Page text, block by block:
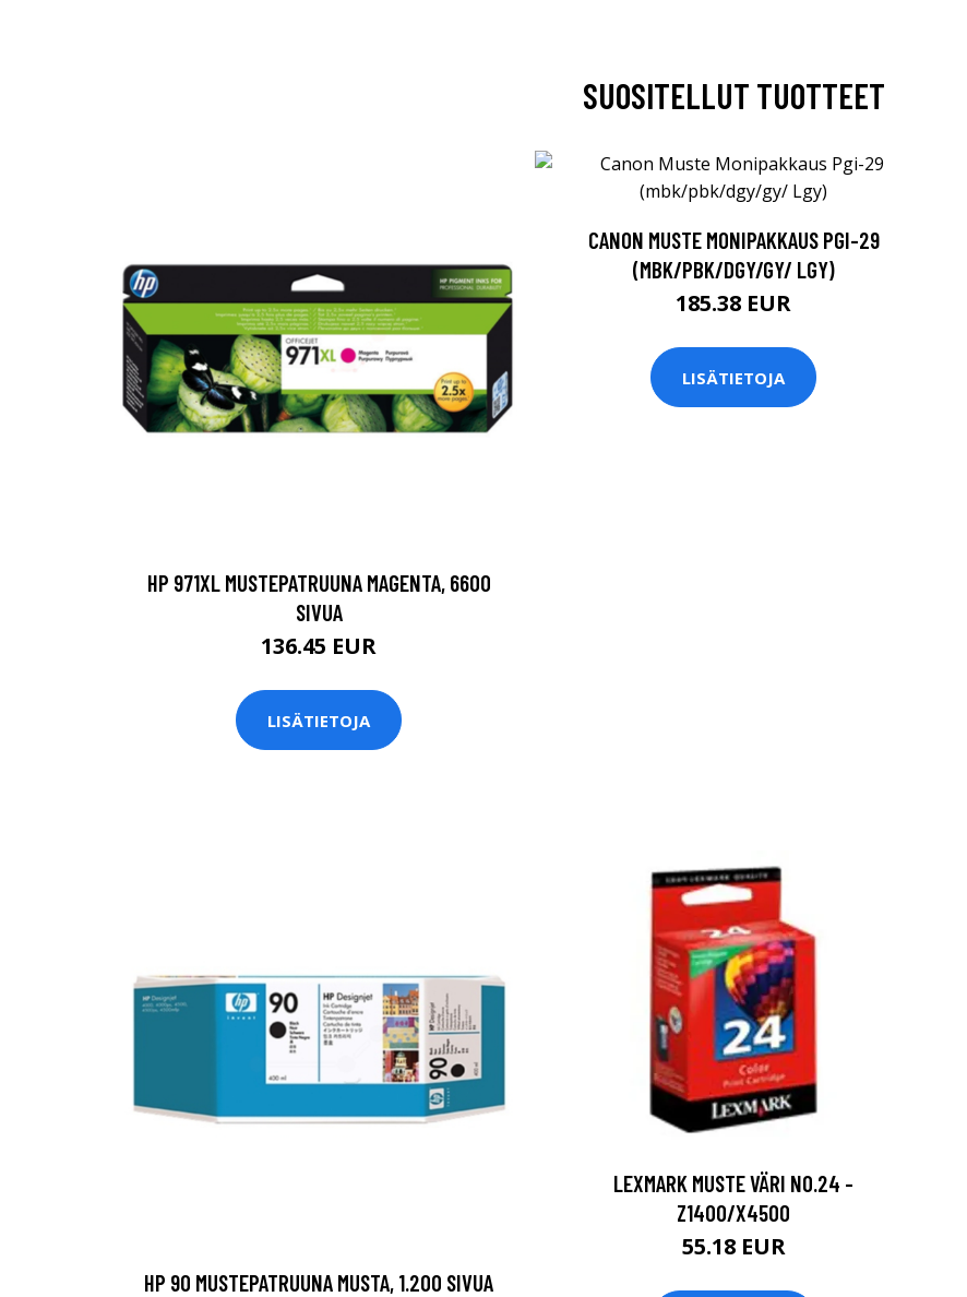
SUOSITELLUT TUOTTEET
HP 971XL MUSTEPATRUUNA MAGENTA, 6600
SIVUA
136.45 EUR
LISÄTIETOJA
CANON MUSTE MONIPAKKAUS PGI-29
(MBK/PBK/DGY/GY/ LGY)
185.38 EUR
LISÄTIETOJA
HP 90 MUSTEPATRUUNA MUSTA, 1.200 SIVUA
LEXMARK MUSTE VÄRI NO.24 -
Z1400/X4500
55.18 EUR